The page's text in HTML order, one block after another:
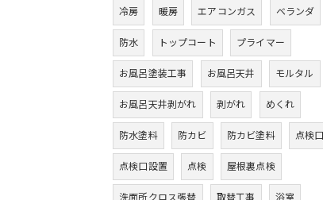
冷房 暖房 エアコンガス ベランダ
防水 トップコート プライマー
お風呂塗装工事 お風呂天井 モルタル
お風呂天井剥がれ 剥がれ めくれ
防水塗料 防カビ 防カビ塗料 点検口
点検口設置 点検 屋根裏点検
洗面所クロス張替 取替工事 浴室